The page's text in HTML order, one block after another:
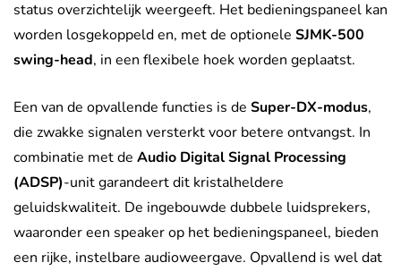
status overzichtelijk weergeeft. Het bedieningspaneel kan
worden losgekoppeld en, met de optionele SJMK-500
swing-head, in een flexibele hoek worden geplaatst.
Een van de opvallende functies is de Super-DX-modus,
die zwakke signalen versterkt voor betere ontvangst. In
combinatie met de Audio Digital Signal Processing
(ADSP)-unit garandeert dit kristalheldere
geluidskwaliteit. De ingebouwde dubbele luidsprekers,
waaronder een speaker op het bedieningspaneel, bieden
een rijke, instelbare audioweergave. Opvallend is wel dat